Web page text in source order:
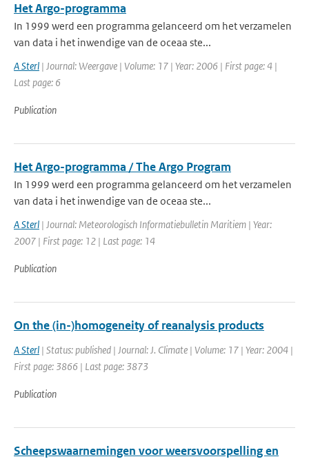
Het Argo-programma
In 1999 werd een programma gelanceerd om het verzamelen
van data i het inwendige van de oceaa ste...
A Sterl | Journal: Weergave | Volume: 17 | Year: 2006 | First page: 4 |
Last page: 6
Publication
Het Argo-programma / The Argo Program
In 1999 werd een programma gelanceerd om het verzamelen
van data i het inwendige van de oceaa ste...
A Sterl | Journal: Meteorologisch Informatiebulletin Maritiem | Year:
2007 | First page: 12 | Last page: 14
Publication
On the (in-)homogeneity of reanalysis products
A Sterl | Status: published | Journal: J. Climate | Volume: 17 | Year: 2004 |
First page: 3866 | Last page: 3873
Publication
Scheepswaarnemingen voor weersvoorspelling en